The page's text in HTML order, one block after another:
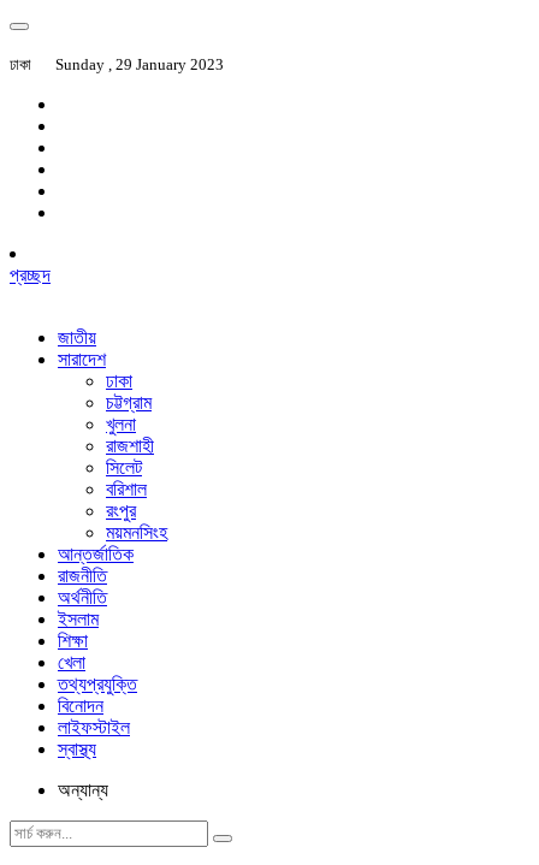
ঢাকা Sunday , 29 January 2023
প্রচ্ছদ
জাতীয়
সারাদেশ
ঢাকা
চট্টগ্রাম
খুলনা
রাজশাহী
সিলেট
বরিশাল
রংপুর
ময়মনসিংহ
আন্তর্জাতিক
রাজনীতি
অর্থনীতি
ইসলাম
শিক্ষা
খেলা
তথ্যপ্রযুক্তি
বিনোদন
লাইফস্টাইল
স্বাস্থ্য
অন্যান্য